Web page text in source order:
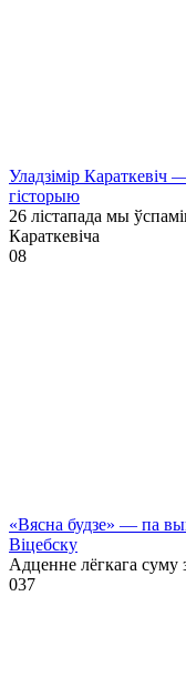
Уладзімір Караткевіч
гісторыю
26 лістапада мы
Караткевіча
08
«Вясна будзе» — па
Віцебску
Адценне лёгкага суму
037